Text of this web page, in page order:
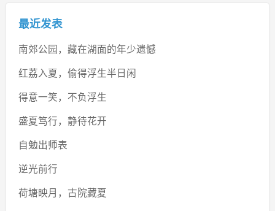
最近发表
南郊公园，藏在湖面的年少遗憾
红荔入夏，偷得浮生半日闲
得意一笑，不负浮生
盛夏笃行，静待花开
自勉出师表
逆光前行
荷塘映月，古院藏夏